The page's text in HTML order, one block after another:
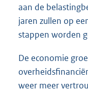
aan de
jaren zullen op
stappen worden
De economie
weer meer